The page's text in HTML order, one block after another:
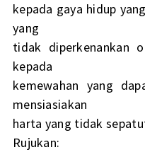
kepada gaya hidup
yang
tidak diperkenankan
kepada
kemewahan yang
mensiasiakan
harta yang tidak
Rujukan: